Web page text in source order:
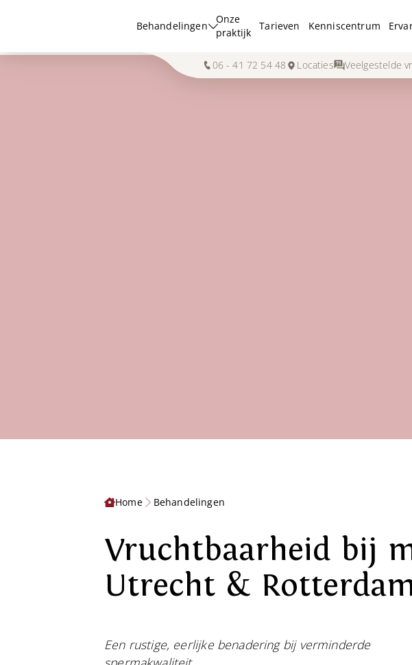
Behandelingen
Onze
praktijk
Tarieven Kenniscentrum
06 - 41 72 54 48 Locaties Veelgestelde
Home Behandelingen
Vruchtbaarheid bij
Utrecht &
Een rustige, eerlijke benadering bij verminderde